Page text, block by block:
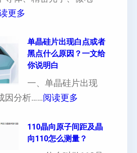
厚
也
以
更多
片
晶
向
各
向
性
对
单晶硅片出现白点或者
黑点什么原因？一文给
你说明白
一、单晶硅片出现
因分析……阅读更多
晶
硅
110晶向原子间距及晶
向110怎么测量？